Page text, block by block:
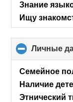
Знание
Ищу
Личные
Семейное
Наличие
Этнический